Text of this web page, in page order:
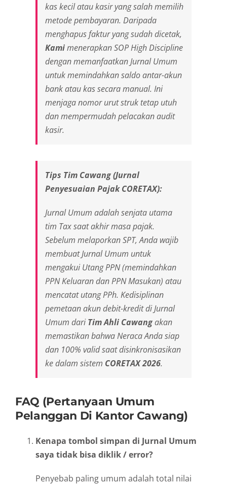
kas kecil atau kasir yang salah memilih
metode pembayaran. Daripada
menghapus faktur yang sudah dicetak,
Kamimenerapkan SOPHigh Discipline
dengan memanfaatkan Jurnal Umum
untuk memindahkan saldo antar-akun
bank atau kas secara manual. Ini
menjaga nomor urut struk tetap utuh
dan mempermudah pelacakan audit
kasir.
Tips Tim Cawang (Jurnal
Penyesuaian Pajak CORETAX):
Jurnal Umum adalah senjata utama
tim Taxsaat akhir masa pajak.
Sebelum melaporkan SPT, Anda wajib
membuat Jurnal Umum untuk
mengakui Utang PPN (memindahkan
PPN Keluaran dan PPN Masukan) atau
mencatat utang PPh. Kedisiplinan
pemetaan akun debit-kredit di Jurnal
Umum dari Tim Ahli Cawangakan
memastikan bahwa Neraca Anda siap
dan 100% valid saat disinkronisasikan
ke dalam sistem CORETAX 2026.
FAQ (Pertanyaan Umum
Pelanggan Di Kantor Cawang)
Kenapa tombol simpan di Jurnal Umum
saya tidak bisa diklik / error?
Penyebab paling umum adalah total nilai